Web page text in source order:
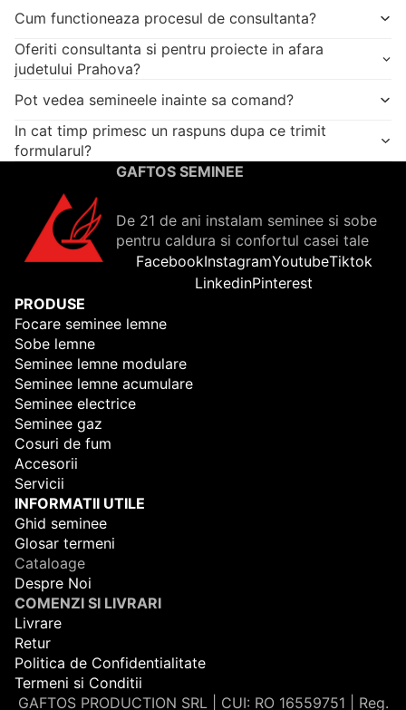
Cum functioneaza procesul de consultanta?
Oferiti consultanta si pentru proiecte in afara
judetului Prahova?
Pot vedea semineele inainte sa comand?
In cat timp primesc un raspuns dupa ce trimit
formularul?
GAFTOS SEMINEE
De 21 de ani instalam seminee si sobe
pentru caldura si confortul casei tale
FacebookInstagramYoutubeTiktok
LinkedinPinterest
PRODUSE
Focare seminee lemne
Sobe lemne
Seminee lemne modulare
Seminee lemne acumulare
Seminee electrice
Seminee gaz
Cosuri de fum
Accesorii
Servicii
INFORMATII UTILE
Ghid seminee
Glosar termeni
Cataloage
Despre Noi
COMENZI SI LIVRARI
Livrare
Retur
Politica de Confidentialitate
Termeni si Conditii
GAFTOS PRODUCTION SRL | CUI: RO 16559751 | Reg.